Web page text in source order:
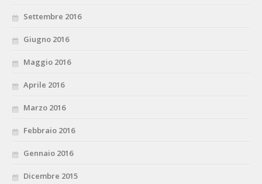
Settembre 2016
Giugno 2016
Maggio 2016
Aprile 2016
Marzo 2016
Febbraio 2016
Gennaio 2016
Dicembre 2015